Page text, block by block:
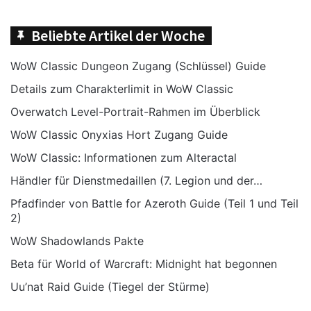
KaivaxzuRise of Azshara PTR Development
A new build with lots of new testable content
has been published to the Public Test Realms
of Azshara.
Now Available for Testing
New Dungeon– Operation: Mechagon
ease of testing and access to more of the
Beliebte Artikel der Woche
WoW Classic Dungeon Zugang (Schlüssel) Guide
Details zum Charakterlimit in WoW Classic
Overwatch Level-Portrait-Rahmen im Überblick
WoW Classic Onyxias Hort Zugang Guide
WoW Classic: Informationen zum Alteractal
Händler für Dienstmedaillen (7. Legion und der…
Pfadfinder von Battle for Azeroth Guide (Teil 1 und Teil
2)
WoW Shadowlands Pakte
Beta für World of Warcraft: Midnight hat begonnen
Uu’nat Raid Guide (Tiegel der Stürme)